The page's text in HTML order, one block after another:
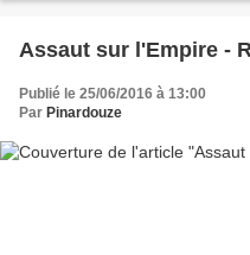
Assaut sur l'Empire -
Publié le 25/06/2016 à 13:00
Par Pinardouze